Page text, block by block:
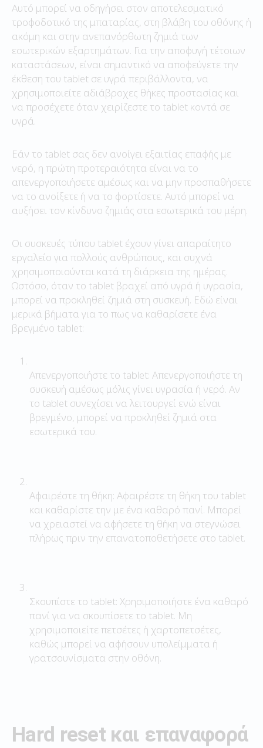
Αυτό μπορεί να οδηγήσει στον αποτελεσματικό
τροφοδοτικό της μπαταρίας, στη βλάβη του οθόνης ή
ακόμη και στην ανεπανόρθωτη ζημιά των
εσωτερικών εξαρτημάτων. Για την αποφυγή τέτοιων
καταστάσεων, είναι σημαντικό να αποφεύγετε την
έκθεση του tablet σε υγρά περιβάλλοντα, να
χρησιμοποιείτε αδιάβροχες θήκες προστασίας και
να προσέχετε όταν χειρίζεστε το tablet κοντά σε
υγρά.
Εάν το tablet σας δεν ανοίγει εξαιτίας επαφής με
νερό, η πρώτη προτεραιότητα είναι να το
απενεργοποιήσετε αμέσως και να μην προσπαθήσετε
να το ανοίξετε ή να το φορτίσετε. Αυτό μπορεί να
αυξήσει τον κίνδυνο ζημιάς στα εσωτερικά του μέρη.
Οι συσκευές τύπου tablet έχουν γίνει απαραίτητο
εργαλείο για πολλούς ανθρώπους, και συχνά
χρησιμοποιούνται κατά τη διάρκεια της ημέρας.
Ωστόσο, όταν το tablet βραχεί από υγρά ή υγρασία,
μπορεί να προκληθεί ζημιά στη συσκευή. Εδώ είναι
μερικά βήματα για το πως να καθαρίσετε ένα
βρεγμένο tablet:
Απενεργοποιήστε το tablet: Απενεργοποιήστε τη
συσκευή αμέσως μόλις γίνει υγρασία ή νερό. Αν
το tablet συνεχίσει να λειτουργεί ενώ είναι
βρεγμένο, μπορεί να προκληθεί ζημιά στα
εσωτερικά του.
Αφαιρέστε τη θήκη: Αφαιρέστε τη θήκη του tablet
και καθαρίστε την με ένα καθαρό πανί. Μπορεί
να χρειαστεί να αφήσετε τη θήκη να στεγνώσει
πλήρως πριν την επανατοποθετήσετε στο tablet.
Σκουπίστε το tablet: Χρησιμοποιήστε ένα καθαρό
πανί για να σκουπίσετε το tablet. Μη
χρησιμοποιείτε πετσέτες ή χαρτοπετσέτες,
καθώς μπορεί να αφήσουν υπολείμματα ή
γρατσουνίσματα στην οθόνη.
Hard reset και επαναφορά